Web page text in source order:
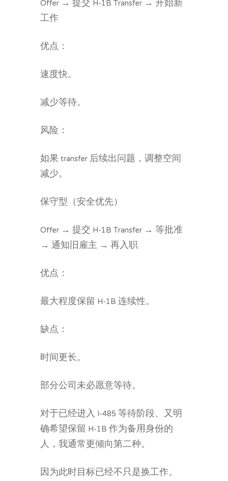
工作
优点：
速度快。
减少等待。
风险：
如果 transfer 后续出问题，调整空间
减少。
保守型（安全优先）
Offer → 提交 H-1B Transfer → 等批准
→ 通知旧雇主 → 再入职
优点：
最大程度保留 H-1B 连续性。
缺点：
时间更长。
部分公司未必愿意等待。
对于已经进入 I-485 等待阶段、又明
确希望保留 H-1B 作为备用身份的
人，我通常更倾向第二种。
因为此时目标已经不只是换工作。